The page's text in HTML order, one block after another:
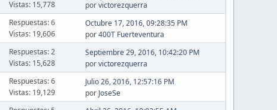
Vistas: 15,778
porvictorezquerra
Respuestas: 6
Vistas: 19,606
Octubre 17, 2016, 09:28:35 PM
por400T Fuerteventura
Respuestas: 2
Vistas: 15,628
Septiembre 29, 2016, 10:42:20 PM
porvictorezquerra
Respuestas: 6
Vistas: 19,129
Julio 26, 2016, 12:57:16 PM
por JoseSe